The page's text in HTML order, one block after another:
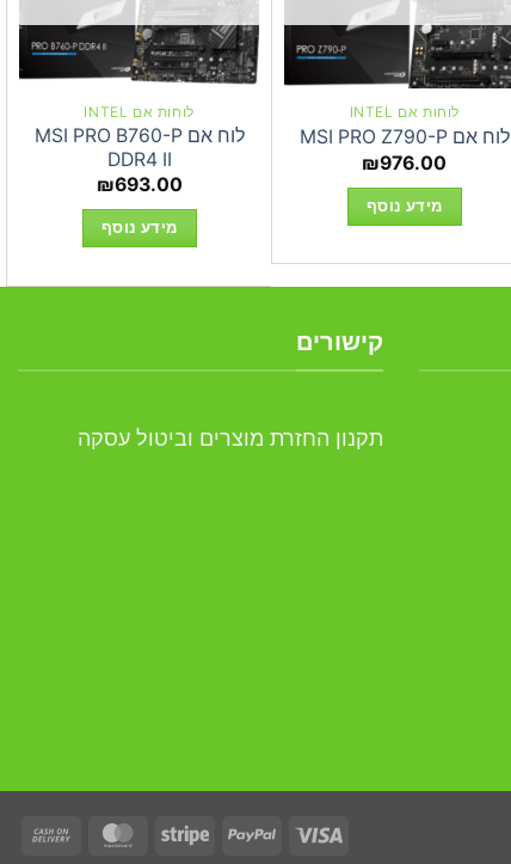
לוחות אם INTEL
לוח אם MSI PRO Z790-P
₪976.00
מידע נוסף
לוחות אם INTEL
לוח אם MSI PRO B760-P
DDR4 II
₪693.00
מידע נוסף
קישורים
תקנון החזרת מוצרים וביטול עסקה
Visa
PayPal
Stripe